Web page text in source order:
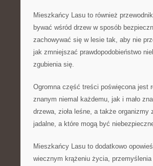
Mieszkańcy Lasu to również
bywać wśród drzew w sposób
zachowywać się w lesie tak, aby nie
jak zmniejszać prawdopodobieństwo
zgubienia się.
Ogromna część treści poświęcona jest
znanym niemal każdemu, jak i mało
drzewa, zioła leśne, a także
jadalne, a które mogą być
Mieszkańcy Lasu to dodatkowo
wiecznym krążeniu życia,